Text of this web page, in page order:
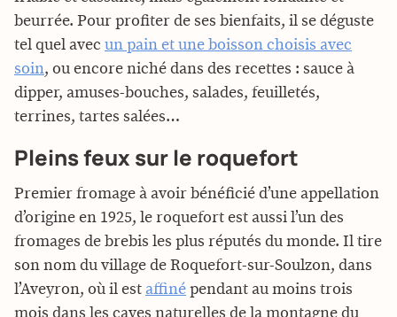
beurrée. Pour profiter de ses bienfaits, il se déguste
tel quel avec un pain et une boisson choisis avec
soin, ou encore niché dans des recettes : sauce à
dipper, amuses-bouches, salades, feuilletés,
terrines, tartes salées…
Pleins feux sur le roquefort
Premier fromage à avoir bénéficié d’une appellation
d’origine en 1925, le roquefort est aussi l’un des
fromages de brebis les plus réputés du monde. Il tire
son nom du village de Roquefort-sur-Soulzon, dans
l’Aveyron, où il est affiné pendant au moins trois
mois dans les caves naturelles de la montagne du